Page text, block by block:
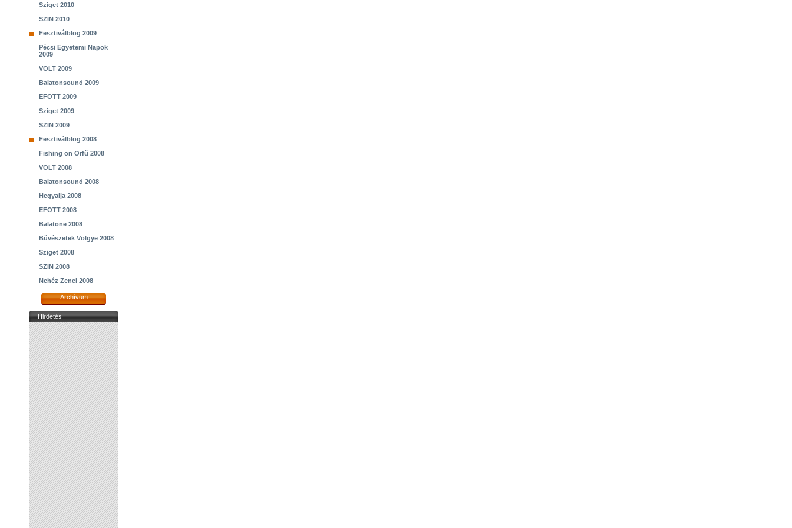
Sziget 2010
SZIN 2010
Fesztiválblog 2009
Pécsi Egyetemi Napok
2009
VOLT 2009
Balatonsound 2009
EFOTT 2009
Sziget 2009
SZIN 2009
Fesztiválblog 2008
Fishing on Orfű 2008
VOLT 2008
Balatonsound 2008
Hegyalja 2008
EFOTT 2008
Balatone 2008
Bűvészetek Völgye 2008
Sziget 2008
SZIN 2008
Nehéz Zenei 2008
Archívum
Hirdetés